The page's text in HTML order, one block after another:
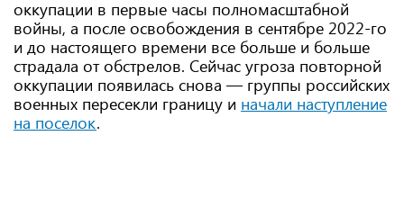
оккупации в первые часы полномасштабной
войны, а после освобождения в сентябре 2022-го
и до настоящего времени все больше и больше
страдала от обстрелов. Сейчас угроза повторной
оккупации появилась снова — группы российских
военных пересекли границу и начали наступление
на поселок.